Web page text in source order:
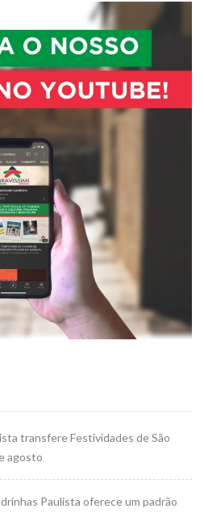
transfere Festividades de São
agosto
Paulista oferece um padrão